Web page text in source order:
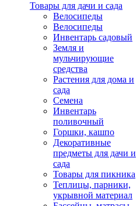
Товары для дачи и сада
Велосипеды
Велосипеды
Инвентарь садовый
Земля и
мульчирующие
средства
Растения для дома и
сада
Семена
Инвентарь
поливочный
Горшки, кашпо
Декоративные
предметы для дачи и
сада
Товары для пикника
Теплицы, парники,
укрывной материал